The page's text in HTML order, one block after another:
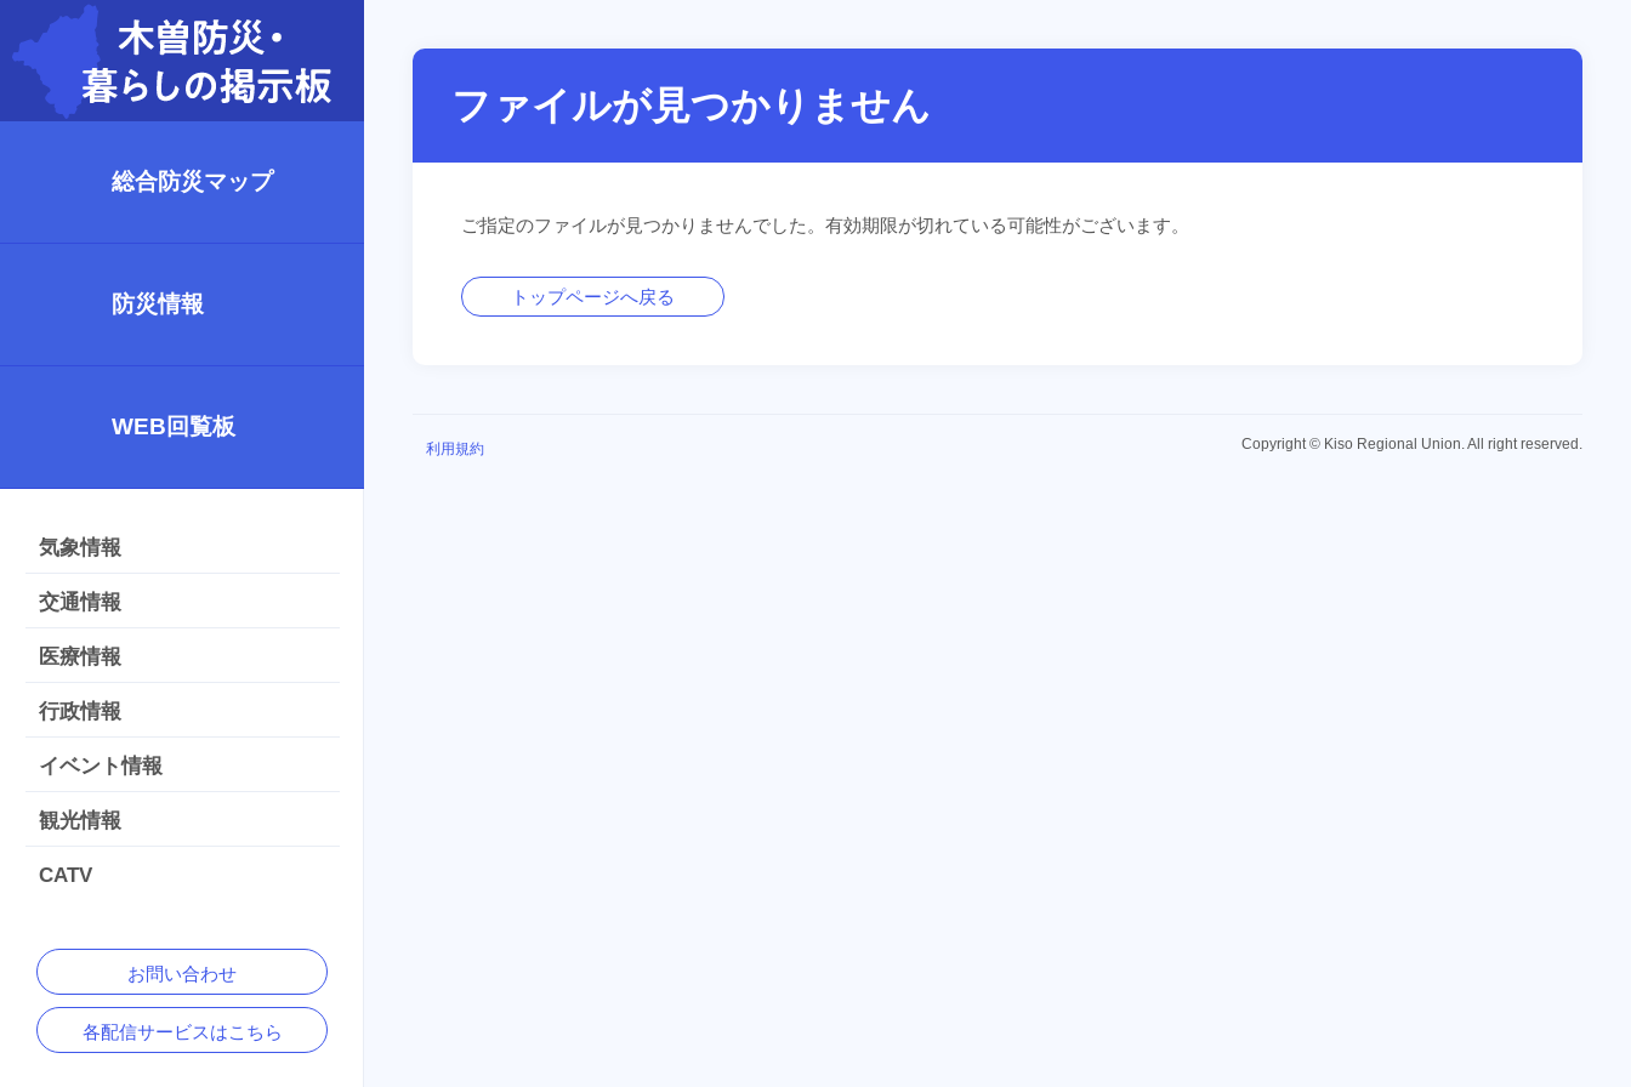
総合防災マップ
防災情報
WEB回覧板
気象情報
交通情報
医療情報
行政情報
イベント情報
観光情報
CATV
お問い合わせ
各配信サービスはこちら
ファイルが見つかりません
ご指定のファイルが見つかりませんでした。有効期限が切れている可能性がございます。
トップページへ戻る
利用規約 Copyright © Kiso Regional Union. All right reserved.